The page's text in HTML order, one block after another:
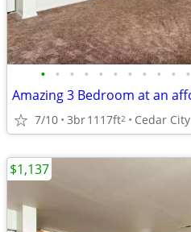
• • • • • • • • • • •
7/10 3br1117ft2 Cedar City
$1,137